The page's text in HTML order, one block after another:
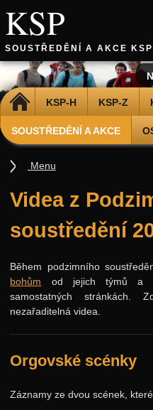
KSP
SOUSTŘEDĚNÍ A AKCE KSP
DOMŮ KSP-H KSP-Z
SOUSTŘEDĚNÍ A AKCE
Videa z
soustředění
Během podzimního
bohům od jejich týmů a
samostatných stránkách.
nezařaditelná videa.
Orgovské scénky
Záznamy ze dvou scének,
Menu
Podzimní 2026
Jarní 2026
Jarní 2025
Podzimní 2024
Podzimní 2023
Podzimní 2022